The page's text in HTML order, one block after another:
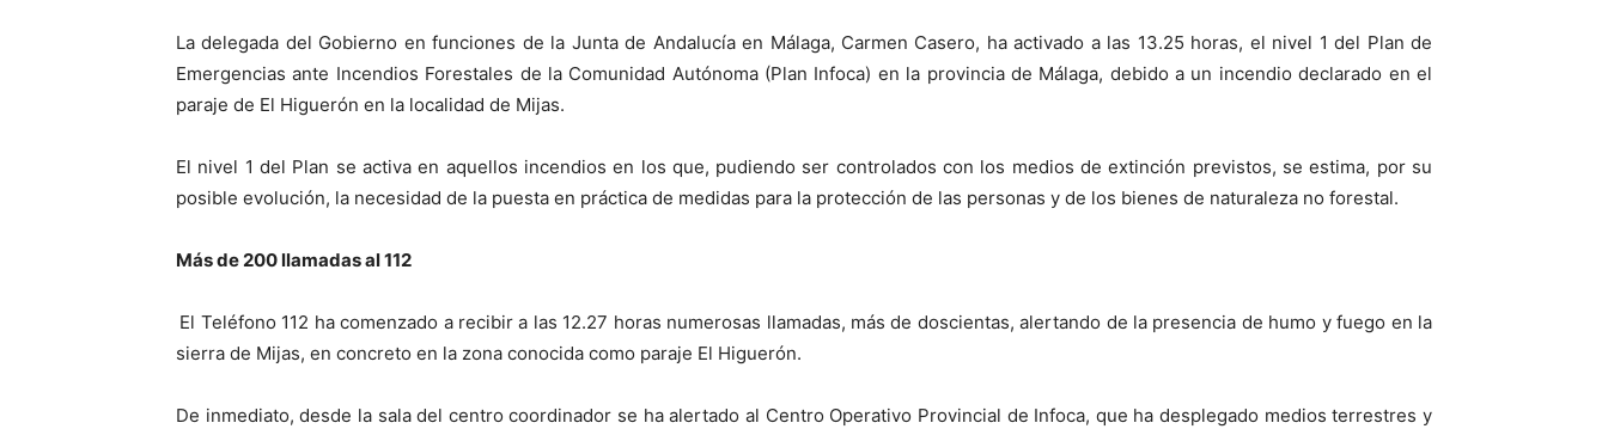
La delegada del Gobierno en funciones de la Junta de Andalucía en Málaga, Carmen Casero, ha activado a las 13.25 horas, el nivel 1 del Plan de
Emergencias ante Incendios Forestales de la Comunidad Autónoma (Plan Infoca) en la provincia de Málaga, debido a un incendio declarado en el
paraje de El Higuerón en la localidad de Mijas.
El nivel 1 del Plan se activa en aquellos incendios en los que, pudiendo ser controlados con los medios de extinción previstos, se estima, por su
posible evolución, la necesidad de la puesta en práctica de medidas para la protección de las personas y de los bienes de naturaleza no forestal.
Más de 200 llamadas al 112
El Teléfono 112 ha comenzado a recibir a las 12.27 horas numerosas llamadas, más de doscientas, alertando de la presencia de humo y fuego en la
sierra de Mijas, en concreto en la zona conocida como paraje El Higuerón.
De inmediato, desde la sala del centro coordinador se ha alertado al Centro Operativo Provincial de Infoca, que ha desplegado medios terrestres y